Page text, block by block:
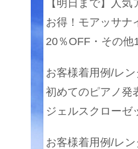
【明日まで】人気
お得！モアッサナ
20％OFF・その他
お客様着用例/レ
初めてのピアノ
ジェルスクローゼ
お客様着用例/レ